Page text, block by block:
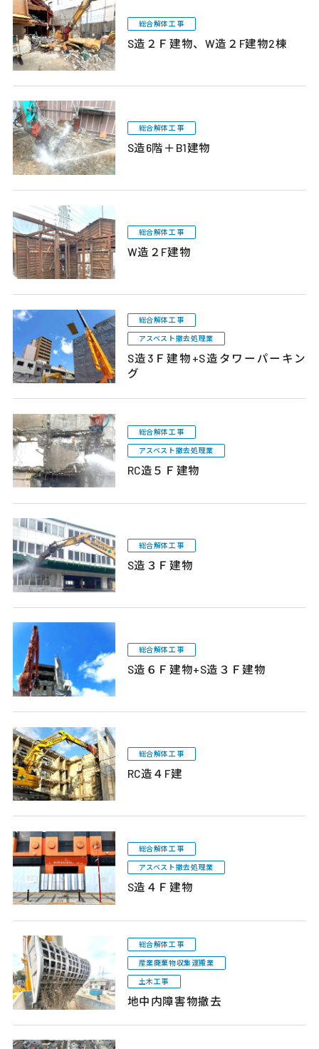
総合解体工事
S造２Ｆ建物、W造２F建物2棟
総合解体工事
S造6階＋B1建物
総合解体工事
W造２F建物
総合解体工事
アスベスト撤去処理業
S造3Ｆ建物+S造タワーパーキン
グ
総合解体工事
アスベスト撤去処理業
RC造５Ｆ建物
総合解体工事
S造３Ｆ建物
総合解体工事
S造６Ｆ建物+S造３Ｆ建物
総合解体工事
RC造４F建
総合解体工事
アスベスト撤去処理業
S造４Ｆ建物
総合解体工事
産業廃棄物収集運搬業
土木工事
地中内障害物撤去